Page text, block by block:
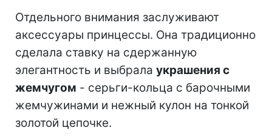
Отдельного внимания заслуживают
аксессуары принцессы. Она традиционно
сделала ставку на сдержанную
элегантность и выбрала украшения с
жемчугом - серьги-кольца с барочными
жемчужинами и нежный кулон на тонкой
золотой цепочке.